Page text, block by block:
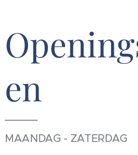
en
MAANDAG - ZATERDAG